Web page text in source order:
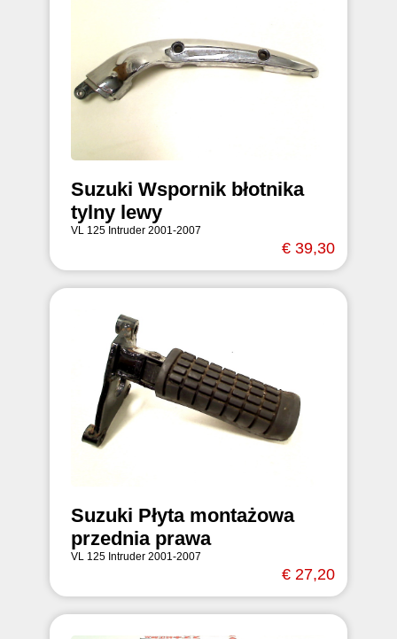
Suzuki Wspornik błotnika
tylny lewy
VL 125 Intruder 2001-2007
€ 39,30
Suzuki Płyta montażowa
przednia prawa
VL 125 Intruder 2001-2007
€ 27,20